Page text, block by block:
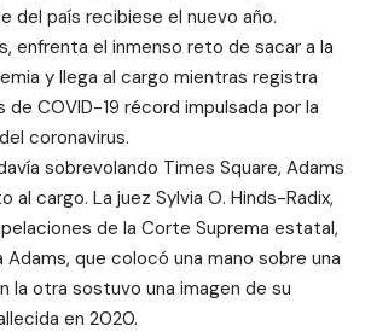
del país recibiese el nuevo año.
enfrenta el inmenso reto de sacar a la
y llega al cargo mientras registra
de COVID-19 récord impulsada por la
coronavirus.
sobrevolando Times Square, Adams
al cargo. La juez Sylvia O. Hinds-Radix,
de la Corte Suprema estatal,
que colocó una mano sobre una
la otra sostuvo una imagen de su
en 2020.